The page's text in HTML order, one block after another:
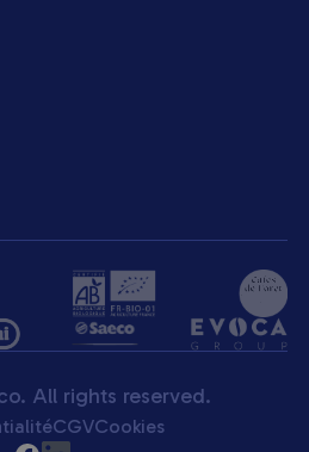
All rights reserved.
CGVCookies